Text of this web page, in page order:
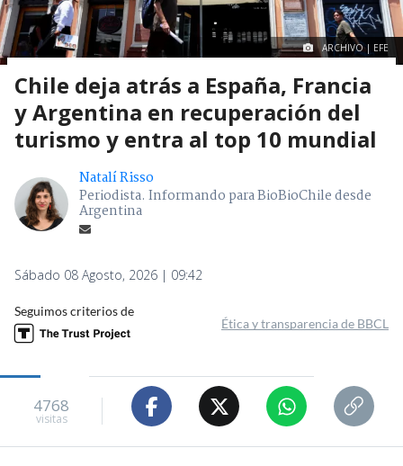
ARCHIVO | EFE
Chile deja atrás a España, Francia
y Argentina en recuperación del
turismo y entra al top 10 mundial
Natalí Risso
Periodista. Informando para BioBioChile desde
Argentina
Sábado 08 Agosto, 2026 | 09:42
Seguimos criterios de
Ética y transparencia de BBCL
4768
visitas